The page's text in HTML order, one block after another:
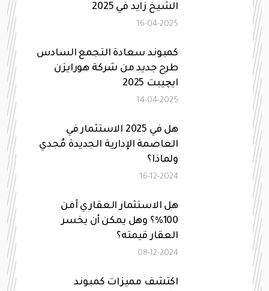
الشيخ زايد في 2025
16-04-2025
كمبوند سعادة التجمع السادس
طرح جديد من شركة هورايزن
ايچيبت 2025
14-04-2025
هل في 2025 الاستثمار في
العاصمة الإدارية الجديدة مُجدي
ولماذا؟
16-12-2024
هل الاستثمار العقاري آمن
100%؟ وهل يمكن أن يخسر
العقار قيمته؟
08-12-2024
اكتشف مميزات كمبوند